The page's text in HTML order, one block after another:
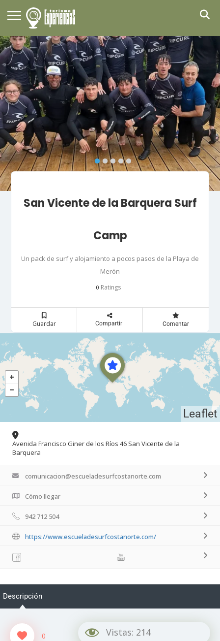
San Vicente de la Barquera Surf
Camp
Un pack de surf y alojamiento a pocos pasos de la Playa de
Merón
0 Ratings
Guardar Compartir Comentar
Leaflet
Avenida Francisco Giner de los Ríos 46 San Vicente de la
Barquera
comunicacion@escueladesurfcostanorte.com
Cómo llegar
942 712 504
https://www.escueladesurfcostanorte.com/
Descripción
0 Vistas: 214